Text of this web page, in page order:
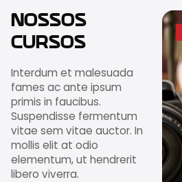
NOSSOS
CURSOS
Interdum et malesuada
fames ac ante ipsum
primis in faucibus.
Suspendisse fermentum
vitae sem vitae auctor. In
mollis elit at odio
elementum, ut hendrerit
libero viverra.